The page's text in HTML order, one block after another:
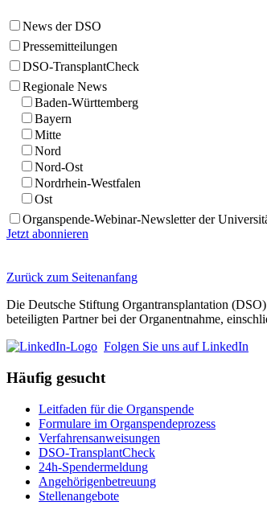
News der DSO
Pressemitteilungen
DSO-TransplantCheck
Regionale News
Baden-Württemberg
Bayern
Mitte
Nord
Nord-Ost
Nordrhein-Westfalen
Ost
Organspende-Webinar-Newsletter der
Jetzt abonnieren
Zurück zum Seitenanfang
Die Deutsche Stiftung Organtransplantation
beteiligten Partner bei der Organentnahme,
Folgen Sie uns auf LinkedIn
Häufig gesucht
Leitfaden für die Organspende
Formulare im Organspendeprozess
Verfahrensanweisungen
DSO-TransplantCheck
24h-Spendermeldung
Angehörigenbetreuung
Stellenangebote